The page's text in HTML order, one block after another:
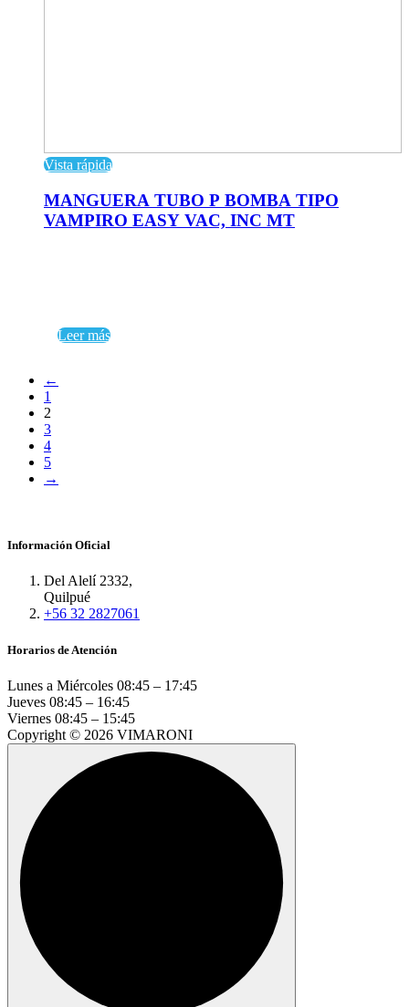
Vista rápida
MANGUERA TUBO P BOMBA TIPO
VAMPIRO EASY VAC, INC MT
Leer más
←
1
2
3
4
5
→
Información Oficial
Del Alelí 2332,
Quilpué
+56 32 2827061
Horarios de Atención
Lunes a Miércoles 08:45 – 17:45
Jueves 08:45 – 16:45
Viernes 08:45 – 15:45
Copyright © 2026 VIMARONI